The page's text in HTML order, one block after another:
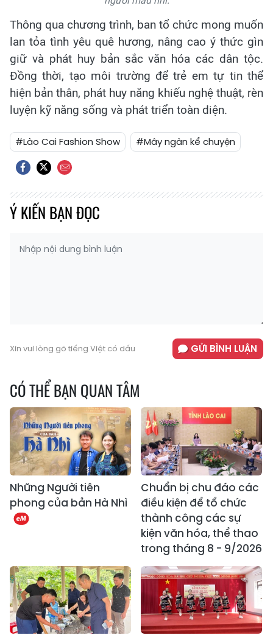
Thông qua chương trình, ban tổ chức mong muốn
lan tỏa tình yêu quê hương, nâng cao ý thức gìn
giữ và phát huy bản sắc văn hóa các dân tộc.
Đồng thời, tạo môi trường để trẻ em tự tin thể
hiện bản thân, phát huy năng khiếu nghệ thuật, rèn
luyện kỹ năng sống và phát triển toàn diện.
#Lào Cai Fashion Show #Mây ngàn kể chuyện
Ý KIẾN BẠN ĐỌC
Xin vui lòng gõ tiếng Việt có dấu GỬI BÌNH LUẬN
CÓ THỂ BẠN QUAN TÂM
Những Người tiên
phong của bản Hà Nhì
Chuẩn bị chu đáo các
điều kiện để tổ chức
thành công các sự
kiện văn hóa, thể thao
trong tháng 8 - 9/2026